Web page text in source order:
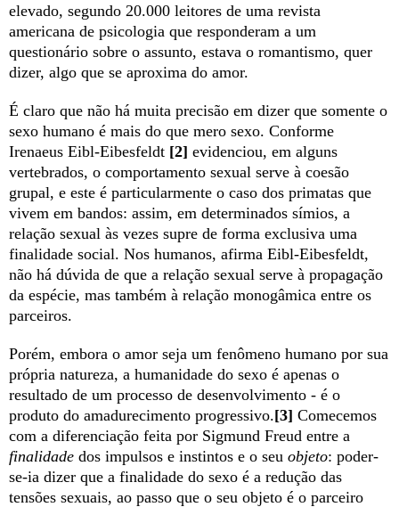
elevado, segundo 20.000 leitores de uma revista
americana de psicologia que responderam a um
questionário sobre o assunto, estava o romantismo, quer
dizer, algo que se aproxima do amor.
É claro que não há muita precisão em dizer que somente o
sexo humano é mais do que mero sexo. Conforme
Irenaeus Eibl-Eibesfeldt [2] evidenciou, em alguns
vertebrados, o comportamento sexual serve à coesão
grupal, e este é particularmente o caso dos primatas que
vivem em bandos: assim, em determinados símios, a
relação sexual às vezes supre de forma exclusiva uma
finalidade social. Nos humanos, afirma Eibl-Eibesfeldt,
não há dúvida de que a relação sexual serve à propagação
da espécie, mas também à relação monogâmica entre os
parceiros.
Porém, embora o amor seja um fenômeno humano por sua
própria natureza, a humanidade do sexo é apenas o
resultado de um processo de desenvolvimento - é o
produto do amadurecimento progressivo.[3] Comecemos
com a diferenciação feita por Sigmund Freud entre a
finalidade dos impulsos e instintos e o seu objeto: poder-
se-ia dizer que a finalidade do sexo é a redução das
tensões sexuais, ao passo que o seu objeto é o parceiro